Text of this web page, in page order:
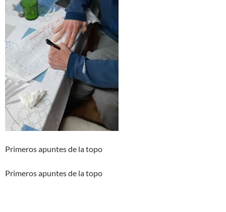
Primeros apuntes de la topo
Primeros apuntes de la topo